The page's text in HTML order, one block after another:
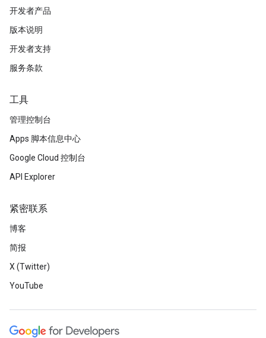
开发者产品
版本说明
开发者支持
服务条款
工具
管理控制台
Apps 脚本信息中心
Google Cloud 控制台
API Explorer
紧密联系
博客
简报
X (Twitter)
YouTube